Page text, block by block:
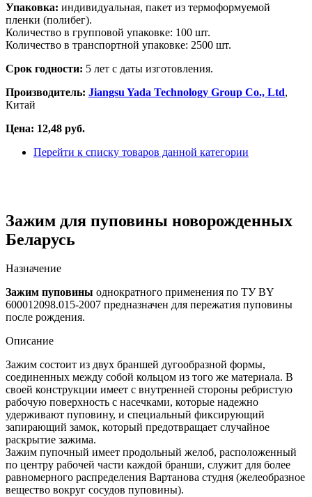
Упаковка: индивидуальная, пакет из термоформуемой
пленки (полибег).
Количество в групповой упаковке: 100 шт.
Количество в транспортной упаковке: 2500 шт.
Срок годности: 5 лет с даты изготовления.
Производитель: Jiangsu Yada Technology Group Co., Ltd,
Китай
Цена: 12,48 руб.
Перейти к списку товаров данной категории
Зажим для пуповины новорожденных
Беларусь
Назначение
Зажим пуповины однократного применения по ТУ BY
600012098.015-2007 предназначен для пережатия пуповины
после рождения.
Описание
Зажим состоит из двух браншей дугообразной формы,
соединенных между собой кольцом из того же материала. В
своей конструкции имеет с внутренней стороны ребристую
рабочую поверхность с насечками, которые надежно
удерживают пуповину, и специальный фиксирующий
запирающий замок, который предотвращает случайное
раскрытие зажима.
Зажим пупочный имеет продольный желоб, расположенный
по центру рабочей части каждой бранши, служит для более
равномерного распределения Вартанова студня (желеобразное
вещество вокруг сосудов пуповины).